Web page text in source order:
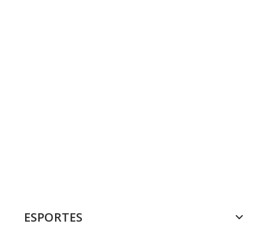
ESPORTES